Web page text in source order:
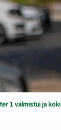
1 valmistui ja